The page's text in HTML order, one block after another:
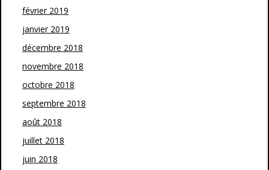
février 2019
janvier 2019
décembre 2018
novembre 2018
octobre 2018
septembre 2018
août 2018
juillet 2018
juin 2018